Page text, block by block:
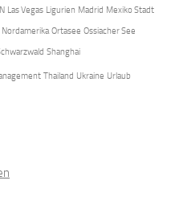
Las Vegas Ligurien Madrid Mexiko Stadt
Nordamerika Ortasee Ossiacher See
Shanghai
Thailand Ukraine Urlaub